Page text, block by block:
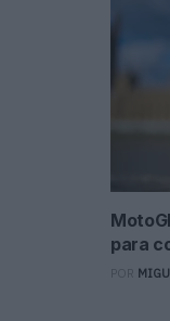
para